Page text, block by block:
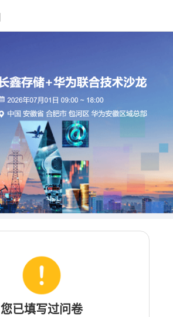
您已填写过问卷